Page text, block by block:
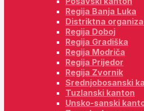
Regija Banja Luka
Distriktna
Regija Doboj
Regija Gradiška
Regija Modriča
Regija Prijedor
Regija Zvornik
Srednjobosanski
Tuzlanski kanton
Unsko-sanski